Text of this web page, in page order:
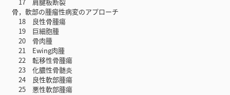
骨，軟部の腫瘤性病変のアプローチ
18 良性骨腫瘍
19 巨細胞腫
20 骨肉腫
21 Ewing肉腫
22 転移性骨腫瘍
23 化膿性骨髄炎
24 良性軟部腫瘍
25 悪性軟部腫瘍